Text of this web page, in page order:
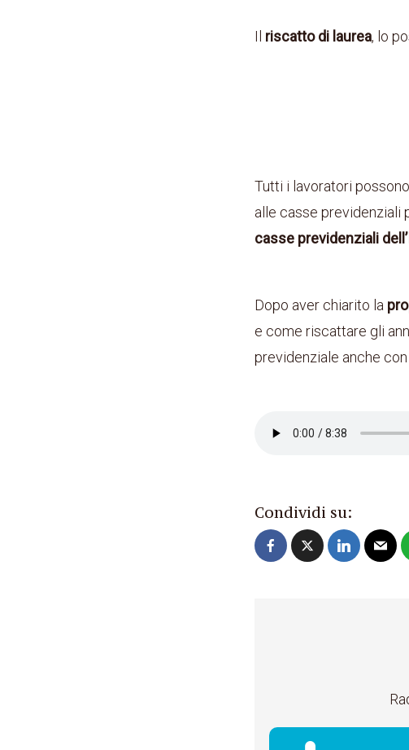
Il riscatto di laurea, lo
Tutti i lavoratori
alle casse previdenziali
casse previdenziali
Dopo aver chiarito la
e come riscattare gli
previdenziale anche
Condividi su: